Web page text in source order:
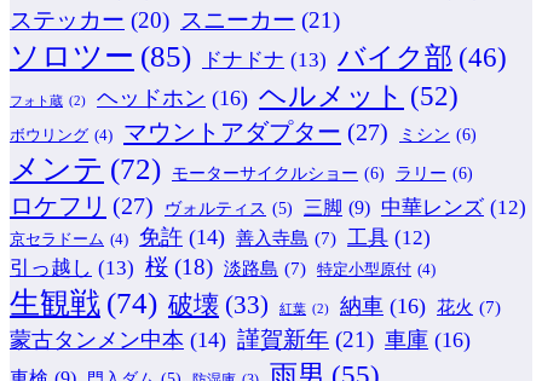
ステッカー (20) スニーカー (21)
ソロツー (85) ドナドナ (13) バイク部 (46)
フォト蔵 (2) ヘッドホン (16) ヘルメット (52)
ボウリング (4) マウントアダプター (27) ミシン (6)
メンテ (72) モーターサイクルショー (6) ラリー (6)
ロケフリ (27) ヴォルティス (5) 三脚 (9) 中華レンズ (12)
京セラドーム (4) 免許 (14) 善入寺島 (7) 工具 (12)
引っ越し (13) 桜 (18) 淡路島 (7) 特定小型原付 (4)
生観戦 (74) 破壊 (33) 紅葉 (2) 納車 (16) 花火 (7)
蒙古タンメン中本 (14) 謹賀新年 (21) 車庫 (16)
雨男 (55)